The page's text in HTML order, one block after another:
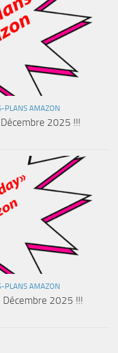
PLANS AMAZON
2025 !!!
PLANS AMAZON
Décembre 2025 !!!